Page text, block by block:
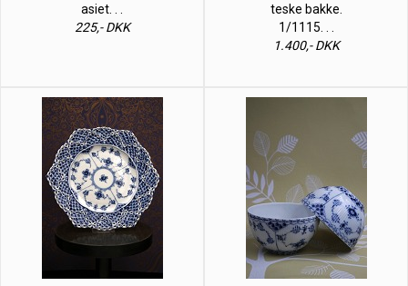
asiet. . .
225,- DKK
teske bakke.
1/1115. . .
1.400,- DKK